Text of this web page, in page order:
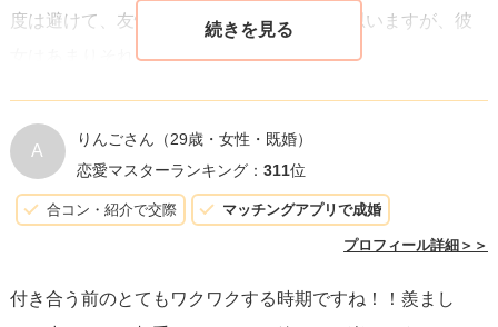
度は避けて、友情と恋愛の線引きをすると思いますが、彼
女はあまりそれがないように見えました。
A
りんごさん （29歳・女性・既婚）
恋愛マスターランキング： 311位
合コン・紹介で交際 マッチングアプリで成婚
プロフィール詳細＞＞
付き合う前のとてもワクワクする時期ですね！！羨まし